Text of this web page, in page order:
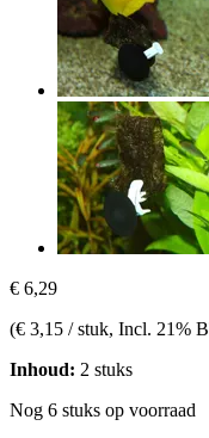
€ 6,29
(€ 3,15 / stuk, Incl. 21%
Inhoud: 2 stuks
Nog 6 stuks op voorraad